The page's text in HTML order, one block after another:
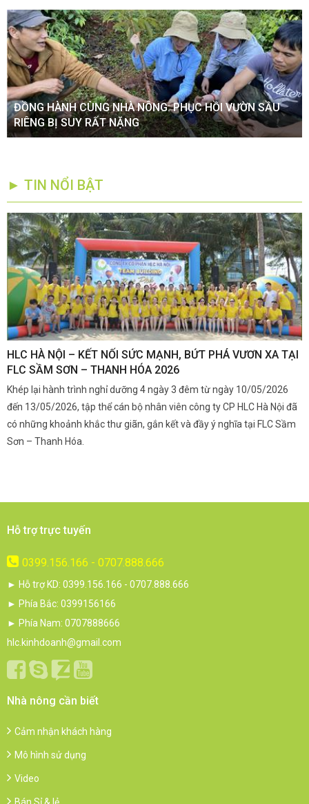
ĐỒNG HÀNH CÙNG NHÀ NÔNG: PHỤC HỒI VƯỜN SẦU
RIÊNG BỊ SUY RẤT NẶNG
► TIN NỔI BẬT
HLC HÀ NỘI – KẾT NỐI SỨC MẠNH, BỨT PHÁ VƯƠN XA TẠI
FLC SẦM SƠN – THANH HÓA 2026
Khép lại hành trình nghỉ dưỡng 4 ngày 3 đêm từ ngày 10/05/2026
đến 13/05/2026, tập thể cán bộ nhân viên công ty CP HLC Hà Nội đã
có những khoảnh khắc thư giãn, gắn kết và đầy ý nghĩa tại FLC Sầm
Sơn – Thanh Hóa.
Hỗ trợ trực tuyến
0399.156.166 - 0707.888.666
► Hỗ trợ KD: 0399.156.166 - 0707.888.666
► Phía Bắc: 0399156166
► Phía Nam: 0707888666
hlc.kinhdoanh@gmail.com
Nhà nông cần biết
Cảm nhận khách hàng
Mô hình sử dụng
Video